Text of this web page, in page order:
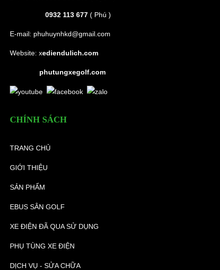
0932 113 677 ( Phú )
E-mail: phuhuynhkd@gmail.com
Website: xediendulich.com
phutungxegolf.com
CHÍNH SÁCH
TRANG CHỦ
GIỚI THIỆU
SẢN PHẨM
EBUS SÂN GOLF
XE ĐIỆN ĐÃ QUA SỬ DỤNG
PHỤ TÙNG XE ĐIỆN
DỊCH VỤ - SỬA CHỮA